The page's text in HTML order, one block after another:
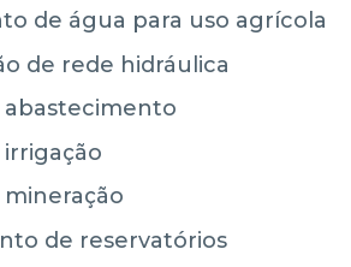
de água para uso agrícola
de rede hidráulica
abastecimento
irrigação
mineração
de reservatórios